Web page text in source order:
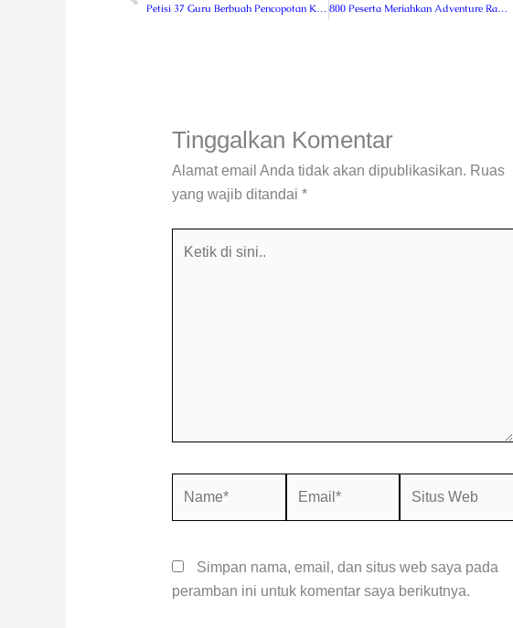
Tinggalkan Komentar
Alamat email Anda tidak akan dipublikasikan. Ruas
yang wajib ditandai *
Simpan nama, email, dan situs web saya pada
peramban ini untuk komentar saya berikutnya.